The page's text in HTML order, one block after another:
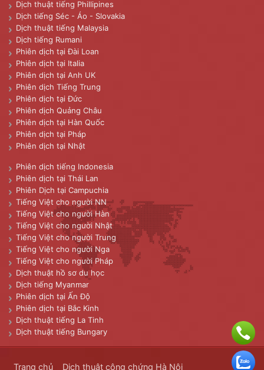
Dịch thuật tiếng Phillipines
Dịch tiếng Séc - Áo - Slovakia
Dịch thuật tiếng Malaysia
Dịch tiếng Rumani
Phiên dịch tại Đài Loan
Phiên dịch tại Italia
Phiên dịch tại Anh UK
Phiên dịch Tiếng Trung
Phiên dịch tại Đức
Phiên dịch Quảng Châu
Phiên dịch tại Hàn Quốc
Phiên dịch tại Pháp
Phiên dịch tại Nhật
Phiên dịch tiếng Indonesia
Phiên dịch tại Thái Lan
Phiên Dịch tại Campuchia
Tiếng Việt cho người NN
Tiếng Việt cho người Hàn
Tiếng Việt cho người Nhật
Tiếng Việt cho người Trung
Tiếng Việt cho người Nga
Tiếng Việt cho người Pháp
Dịch thuật hồ sơ du học
Dịch tiếng Myanmar
Phiên dịch tại Ấn Độ
Phiên dịch tại Bắc Kinh
Dịch thuật tiếng La Tinh
Dịch thuật tiếng Bungary
Trang chủ Dịch thuật công chứng Hà Nội